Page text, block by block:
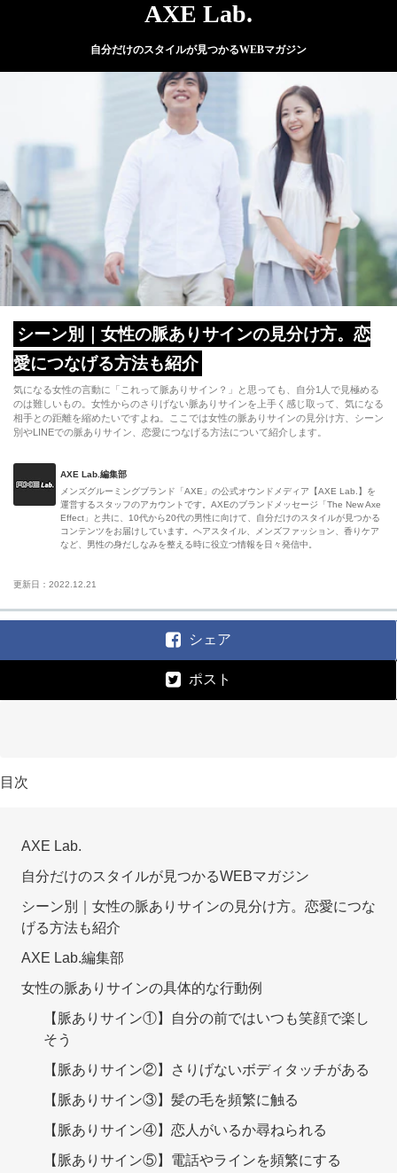
AXE Lab.
自分だけのスタイルが見つかるWEBマガジン
シーン別｜女性の脈ありサインの見分け方。恋
愛につなげる方法も紹介
気になる女性の言動に「これって脈ありサイン？」と思っても、自分1人で見極める
のは難しいもの。女性からのさりげない脈ありサインを上手く感じ取って、気になる
相手との距離を縮めたいですよね。ここでは女性の脈ありサインの見分け方、シーン
別やLINEでの脈ありサイン、恋愛につなげる方法について紹介します。
AXE Lab.編集部
メンズグルーミングブランド「AXE」の公式オウンドメディア【AXE Lab.】を
運営するスタッフのアカウントです。AXEのブランドメッセージ「The New Axe
Effect」と共に、10代から20代の男性に向けて、自分だけのスタイルが見つかる
コンテンツをお届けしています。ヘアスタイル、メンズファッション、香りケア
など、男性の身だしなみを整える時に役立つ情報を日々発信中。
更新日：2022.12.21
シェア
ポスト
目次
AXE Lab.
自分だけのスタイルが見つかるWEBマガジン
シーン別｜女性の脈ありサインの見分け方。恋愛につな
げる方法も紹介
AXE Lab.編集部
女性の脈ありサインの具体的な行動例
【脈ありサイン①】自分の前ではいつも笑顔で楽し
そう
【脈ありサイン②】さりげないボディタッチがある
【脈ありサイン③】髪の毛を頻繁に触る
【脈ありサイン④】恋人がいるか尋ねられる
【脈ありサイン⑤】電話やラインを頻繁にする